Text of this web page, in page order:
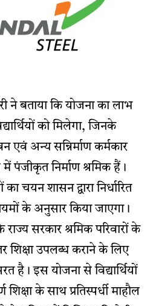
ने बताया कि योजना का लाभ
को मिलेगा, जिनके
एवं अन्य सन्निर्माण कर्मकार
पंजीकृत निर्माण श्रमिक हैं।
का चयन शासन द्वारा निर्धारित
के अनुसार किया जाएगा।
राज्य सरकार श्रमिक परिवारों के
शिक्षा उपलब्ध कराने के लिए
है। इस योजना से विद्यार्थियों
शिक्षा के साथ प्रतिस्पर्धी माहौल